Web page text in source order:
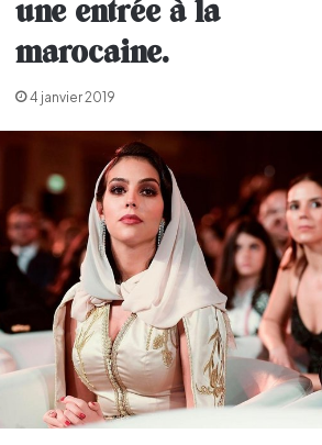
une entrée à la
marocaine.
4 janvier 2019